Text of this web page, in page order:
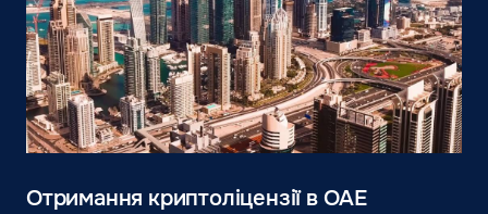
Отримання криптоліцензії в ОАЕ